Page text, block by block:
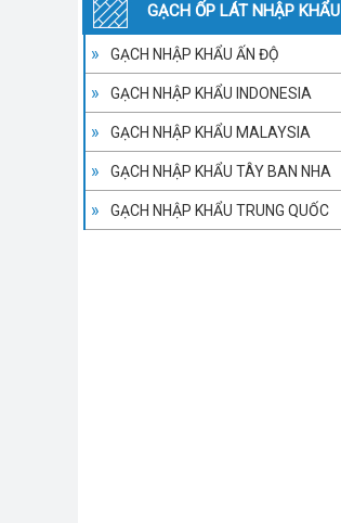
GẠCH ỐP LÁT NHẬP KHẨU
GẠCH NHẬP KHẨU ẤN ĐỘ
GẠCH NHẬP KHẨU INDONESIA
GẠCH NHẬP KHẨU MALAYSIA
GẠCH NHẬP KHẨU TÂY BAN NHA
GẠCH NHẬP KHẨU TRUNG QUỐC